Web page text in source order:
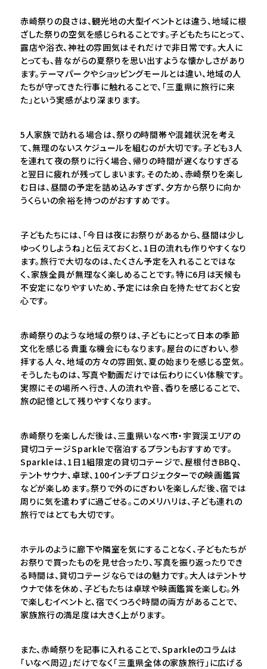
赤崎祭りの良さは、観光地の大型イベントとは違う、地域に根
ざした祭りの空気を感じられることです。子どもたちにとって、
露店や浴衣、神社の雰囲気はそれだけで非日常です。大人に
とっても、昔ながらの夏祭りを思い出すような懐かしさがあり
ます。テーマパークやショッピングモールとは違い、地域の人
たちが守ってきた行事に触れることで、「三重県に旅行に来
た」という実感がより深まります。
5人家族で訪れる場合は、祭りの時間帯や混雑状況を考え
て、無理のないスケジュールを組むのが大切です。子ども3人
を連れて夜の祭りに行く場合、帰りの時間が遅くなりすぎる
と翌日に疲れが残ってしまいます。そのため、赤崎祭りを楽し
む日は、昼間の予定を詰め込みすぎず、夕方から祭りに向か
うくらいの余裕を持つのがおすすめです。
子どもたちには、「今日は夜にお祭りがあるから、昼間は少し
ゆっくりしようね」と伝えておくと、1日の流れも作りやすくなり
ます。旅行で大切なのは、たくさん予定を入れることではな
く、家族全員が無理なく楽しめることです。特に6月は天候も
不安定になりやすいため、予定には余白を持たせておくと安
心です。
赤崎祭りのような地域の祭りは、子どもにとって日本の季節
文化を感じる貴重な機会にもなります。屋台のにぎわい、参
拝する人々、地域の方々の雰囲気、夏の始まりを感じる空気。
そうしたものは、写真や動画だけでは伝わりにくい体験です。
実際にその場所へ行き、人の流れや音、香りを感じることで、
旅の記憶として残りやすくなります。
赤崎祭りを楽しんだ後は、三重県いなべ市・宇賀渓エリアの
貸切コテージSparkleで宿泊するプランもおすすめです。
Sparkleは、1日1組限定の貸切コテージで、屋根付きBBQ、
テントサウナ、卓球、100インチプロジェクターでの映画鑑賞
などが楽しめます。祭りで外のにぎわいを楽しんだ後、宿では
周りに気を遣わずに過ごせる。このメリハリは、子ども連れの
旅行ではとても大切です。
ホテルのように廊下や隣室を気にすることなく、子どもたちが
お祭りで買ったものを見せ合ったり、写真を振り返ったりでき
る時間は、貸切コテージならではの魅力です。大人はテントサ
ウナで体を休め、子どもたちは卓球や映画鑑賞を楽しむ。外
で楽しむイベントと、宿でくつろぐ時間の両方があることで、
家族旅行の満足度は大きく上がります。
また、赤崎祭りを記事に入れることで、Sparkleのコラムは
「いなべ周辺」だけでなく「三重県全体の家族旅行」に広げる